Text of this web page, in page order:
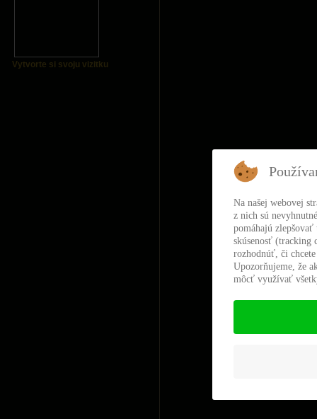
Vytvorte si svoju vizitku
Na našej webovej
z nich sú
pomáhajú
skúsenosť (tracking
rozhodnúť, či
Upozorňujeme, že
môcť využívať